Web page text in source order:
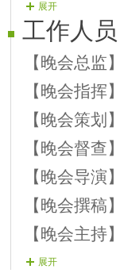
目，不要
6）晚会麦
7）主持
8）开场舞
9）主持
展开
工作人员
【晚会总监
【晚会指挥
【晚会策划
【晚会督查】
【晚会导演
【晚会撰稿
【晚会主持
【背景制作
展开